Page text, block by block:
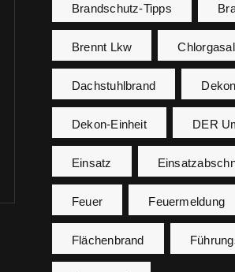
Brandschutz-Tipps
Brennt Lkw
Dachstuhlbrand Dekon
Dekon-Einheit DER
Einsatz
Feuer Feuermeldung
Flächenbrand